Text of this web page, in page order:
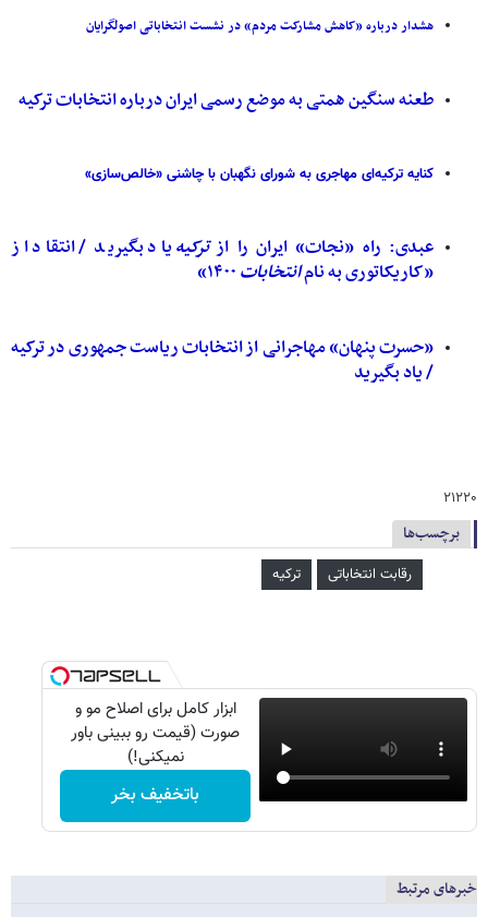
هشدار درباره «کاهش مشارکت مردم» در نشست انتخاباتی اصولگرایان
طعنه سنگین همتی به موضع رسمی ایران درباره انتخابات ترکیه
کنایه ترکیه‌ای مهاجری به شورای نگهبان با چاشنی «خالص‌سازی»
عبدی: راه «نجات» ایران را ازترکیهیاد بگیرید / انتقاد از
«کاریکاتوری به نامانتخابات
«حسرت پنهان» مهاجرانی از انتخابات ریاست جمهوری در ترکیه
/ یاد بگیرید
۲۱۲۲۰
برچسب‌ها
رقابت انتخاباتی ترکیه
ابزار کامل برای اصلاح مو و
صورت (قیمت رو ببینی باور
نمیکنی!)
باتخفیف بخر
خبرهای مرتبط